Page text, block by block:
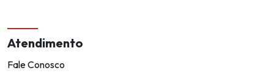
Atendimento
Fale Conosco